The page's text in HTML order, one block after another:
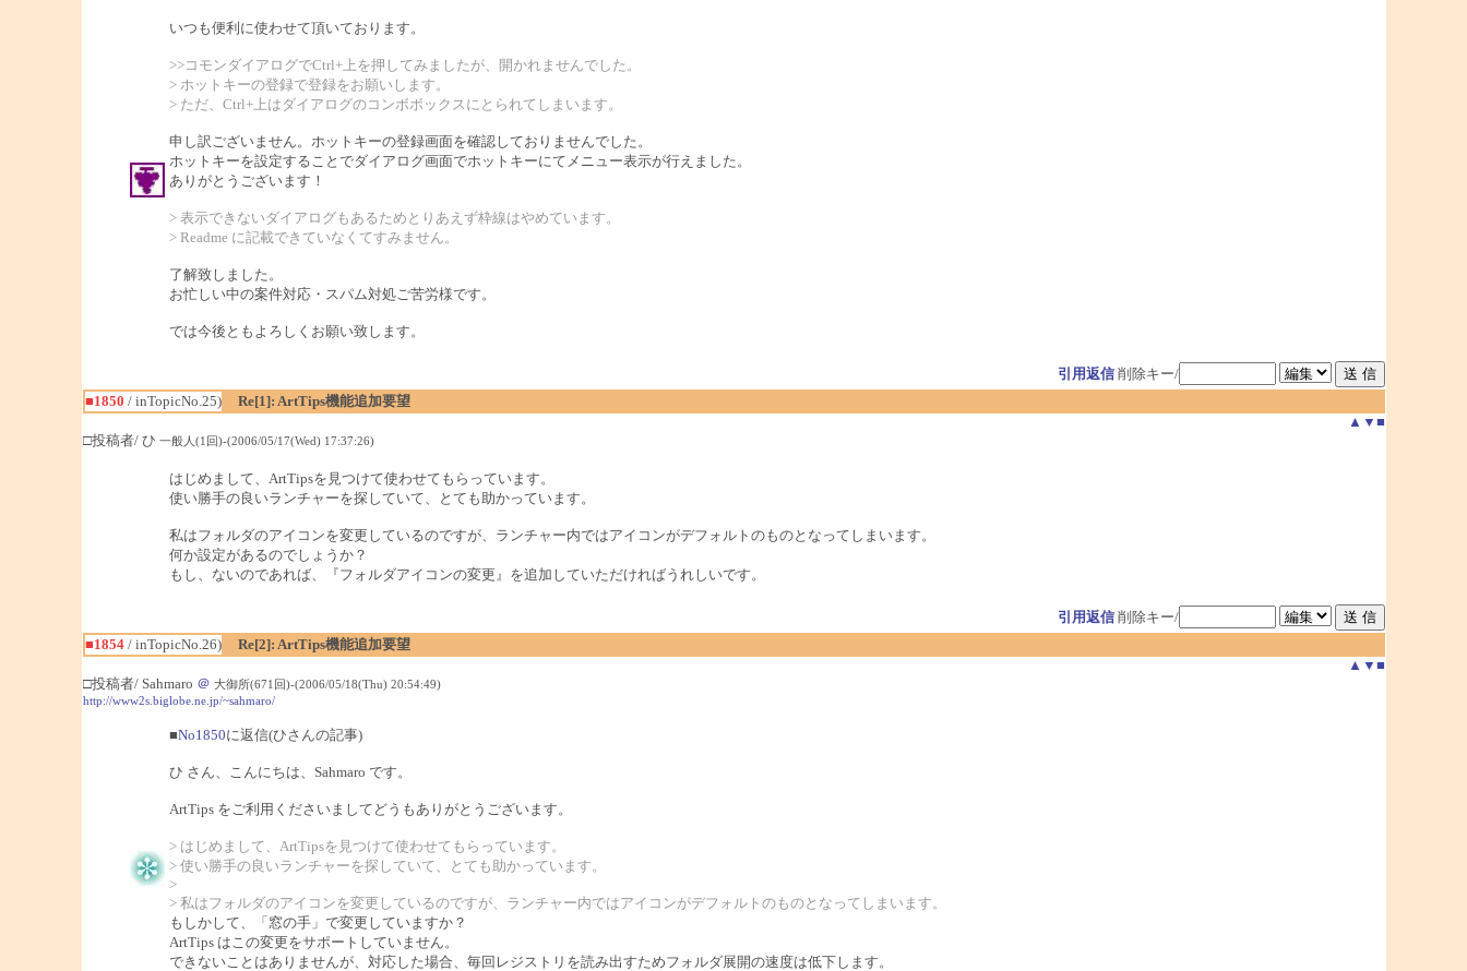
いつも便利に使わせて頂いております。
>>コモンダイアログでCtrl+上を押してみましたが、開かれませんでした。
> ホットキーの登録で登録をお願いします。
> ただ、Ctrl+上はダイアログのコンボボックスにとられてしまいます。
申し訳ございません。ホットキーの登録画面を確認しておりませんでした。
ホットキーを設定することでダイアログ画面でホットキーにてメニュー表示が行えました。
ありがとうございます！
> 表示できないダイアログもあるためとりあえず枠線はやめています。
> Readme に記載できていなくてすみません。
了解致しました。
お忙しい中の案件対応・スパム対処ご苦労様です。
では今後ともよろしくお願い致します。
引用返信 削除キー/
■1850 / inTopicNo.25)
Re[1]: ArtTips機能追加要望
▲ ▼ ■
□投稿者/ ひ 一般人(1回)-(2006/05/17(Wed) 17:37:26)
はじめまして、ArtTipsを見つけて使わせてもらっています。
使い勝手の良いランチャーを探していて、とても助かっています。
私はフォルダのアイコンを変更しているのですが、ランチャー内ではアイコンがデフォルトのものとなってしまいます。
何か設定があるのでしょうか？
もし、ないのであれば、『フォルダアイコンの変更』を追加していただければうれしいです。
引用返信 削除キー/
■1854/ inTopicNo.26)
Re[2]: ArtTips機能追加要望
▲ ▼ ■
□投稿者/ Sahmaro ＠ 大御所(671回)-(2006/05/18(Thu) 20:54:49)
http://www2s.biglobe.ne.jp/~sahmaro/
■No1850に返信(ひさんの記事)
ひ さん、こんにちは、Sahmaro です。
ArtTips をご利用くださいましてどうもありがとうございます。
> はじめまして、ArtTipsを見つけて使わせてもらっています。
> 使い勝手の良いランチャーを探していて、とても助かっています。
>
> 私はフォルダのアイコンを変更しているのですが、ランチャー内ではアイコンがデフォルトのものとなってしまいます。
もしかして、「窓の手」で変更していますか？
ArtTips はこの変更をサポートしていません。
できないことはありませんが、対応した場合、毎回レジストリを読み出すためフォルダ展開の速度は低下します。